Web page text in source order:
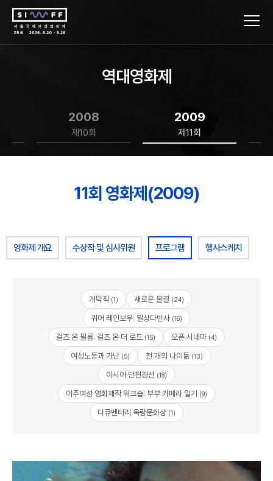
역대영화제
2008
제10회
2009
제11회
11회 영화제(2009)
영화제 개요 수상작 및 심사위원 프로그램 행사스케치
개막작(1) 새로운 물결 (24)
퀴어 레인보우: 일상다반사 (16)
걸즈 온 필름: 걸즈 온 더 로드 (15) 오픈 시네마 (4)
여성노동과 가난(5) 천 개의 나이듦(13)
아시아 단편경선 (18)
이주여성 영화제작 워크숍: 부부 카메라 일기 (9)
다큐멘터리 옥랑문화상 (1)